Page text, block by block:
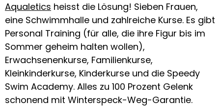
Aqualetics heisst die Lösung! Sieben Frauen,
eine Schwimmhalle und zahlreiche Kurse. Es gibt
Personal Training (für alle, die ihre Figur bis im
Sommer geheim halten wollen),
Erwachsenenkurse, Familienkurse,
Kleinkinderkurse, Kinderkurse und die Speedy
Swim Academy. Alles zu 100 Prozent Gelenk
schonend mit Winterspeck-Weg-Garantie.